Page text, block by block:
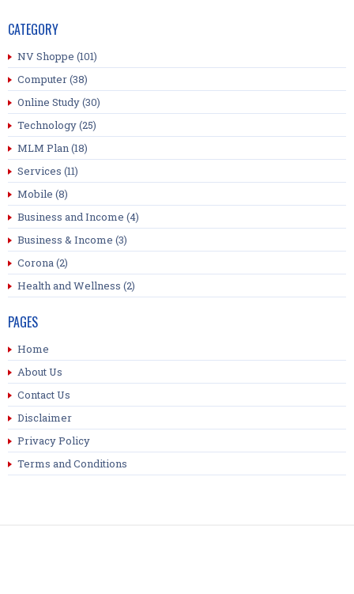
CATEGORY
NV Shoppe (101)
Computer(38)
Online Study(30)
Technology(25)
MLM Plan(18)
Services (11)
Mobile (8)
Business and Income (4)
Business & Income (3)
Corona(2)
Health and Wellness (2)
PAGES
Home
About Us
Contact Us
Disclaimer
Privacy Policy
Terms and Conditions